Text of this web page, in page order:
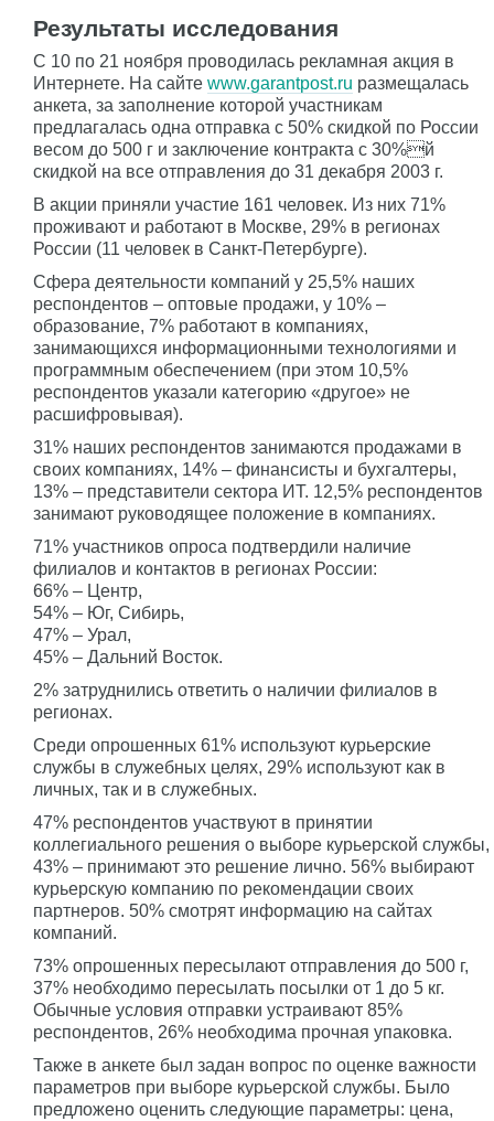
Результаты исследования
С 10 по 21 ноября проводилась рекламная акция в
Интернете. На сайте www.garantpost.ru размещалась
анкета, за заполнение которой участникам
предлагалась одна отправка с 50% скидкой по России
весом до 500 г и заключение контракта с 30%й
скидкой на все отправления до 31 декабря 2003 г.
В акции приняли участие 161 человек. Из них 71%
проживают и работают в Москве, 29% в регионах
России (11 человек в Санкт-Петербурге).
Сфера деятельности компаний у 25,5% наших
респондентов – оптовые продажи, у 10% –
образование, 7% работают в компаниях,
занимающихся информационными технологиями и
программным обеспечением (при этом 10,5%
респондентов указали категорию «другое» не
расшифровывая).
31% наших респондентов занимаются продажами в
своих компаниях, 14% – финансисты и бухгалтеры,
13% – представители сектора ИТ. 12,5% респондентов
занимают руководящее положение в компаниях.
71% участников опроса подтвердили наличие
филиалов и контактов в регионах России:
66% – Центр,
54% – Юг, Сибирь,
47% – Урал,
45% – Дальний Восток.
2% затруднились ответить о наличии филиалов в
регионах.
Среди опрошенных 61% используют курьерские
службы в служебных целях, 29% используют как в
личных, так и в служебных.
47% респондентов участвуют в принятии
коллегиального решения о выборе курьерской службы,
43% – принимают это решение лично. 56% выбирают
курьерскую компанию по рекомендации своих
партнеров. 50% смотрят информацию на сайтах
компаний.
73% опрошенных пересылают отправления до 500 г,
37% необходимо пересылать посылки от 1 до 5 кг.
Обычные условия отправки устраивают 85%
респондентов, 26% необходима прочная упаковка.
Также в анкете был задан вопрос по оценке важности
параметров при выборе курьерской службы. Было
предложено оценить следующие параметры: цена,